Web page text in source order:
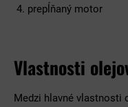
prepĺňaný motor
Vlastnosti
Medzi hlavné vlastnosti